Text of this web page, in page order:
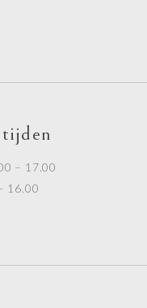
– 17.00
16.00